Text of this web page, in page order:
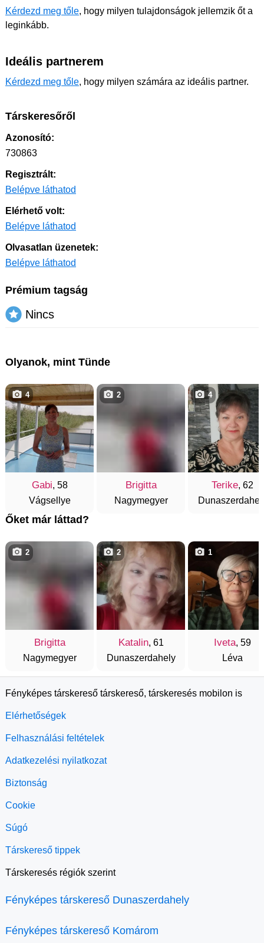
Kérdezd meg tőle, hogy milyen tulajdonságok jellemzik őt a
leginkább.
Ideális partnerem
Kérdezd meg tőle, hogy milyen számára az ideális partner.
Társkeresőről
Azonosító:
730863
Regisztrált:
Belépve láthatod
Elérhető volt:
Belépve láthatod
Olvasatlan üzenetek:
Belépve láthatod
Prémium tagság
Nincs
Olyanok, mint Tünde
Gabi, 58
Vágsellye
4
Brigitta
Nagymegyer
2
Terike, 62
4
Őket már láttad?
Brigitta
Nagymegyer
2
Katalin, 61
Dunaszerdahely
2
Iveta, 59
Léva
1
Fényképes társkereső társkereső, társkeresés mobilon is
Elérhetőségek
Felhasználási feltételek
Adatkezelési nyilatkozat
Biztonság
Cookie
Súgó
Társkereső tippek
Társkeresés régiók szerint
Fényképes társkereső Dunaszerdahely
Fényképes társkereső Komárom